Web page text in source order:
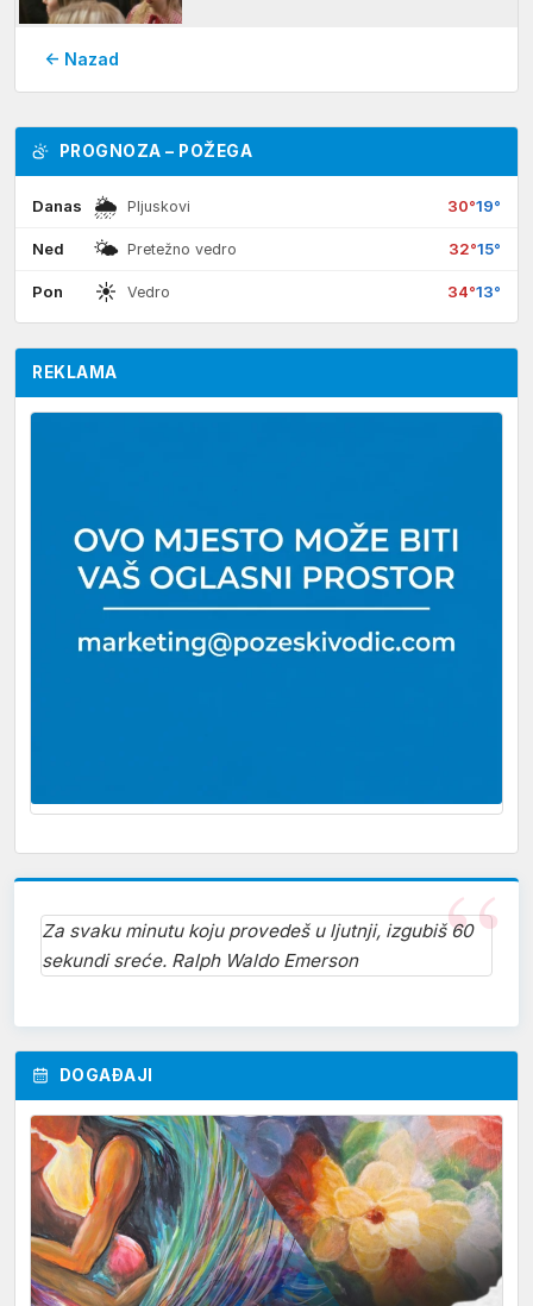
← Nazad
PROGNOZA – POŽEGA
Danas 🌦 Pljuskovi 30°19°
Ned 🌤 Pretežno vedro 32°15°
Pon ☀ Vedro 34°13°
REKLAMA
Za svaku minutu koju provedeš u ljutnji, izgubiš 60
sekundi sreće. Ralph Waldo Emerson
DOGAĐAJI